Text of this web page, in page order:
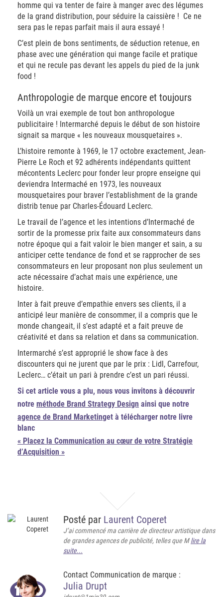
homme qui va tenter de faire à manger avec des légumes
de la grand distribution, pour séduire la caissière ! Ce ne
sera pas le repas parfait mais il aura essayé !
C’est plein de bons sentiments, de séduction retenue, en
phase avec une génération qui mange facile et pratique
et qui ne recule pas devant les appels du pied de la junk
food !
Anthropologie de marque encore et toujours
Voilà un vrai exemple de tout bon anthropologue
publicitaire ! Intermarché depuis le début de son histoire
signait sa marque « les nouveaux mousquetaires ».
L’histoire remonte à 1969, le 17 octobre exactement, Jean-
Pierre Le Roch et 92 adhérents indépendants quittent
mécontents Leclerc pour fonder leur propre enseigne qui
deviendra Intermaché en 1973, les nouveaux
mousquetaires pour braver l’establishment de la grande
distrib tenue par Charles-Édouard Leclerc.
Le travail de l’agence et les intentions d’Intermaché de
sortir de la promesse prix faite aux consommateurs dans
notre époque qui a fait valoir le bien manger et sain, a su
anticiper cette tendance de fond et se rapprocher de ses
consommateurs en leur proposant non plus seulement un
acte nécessaire d’achat mais une expérience, une
histoire.
Inter à fait preuve d’empathie envers ses clients, il a
anticipé leur manière de consommer, il a compris que le
monde changeait, il s’est adapté et a fait preuve de
créativité et dans sa relation et dans sa communication.
Intermarché s’est approprié le show face à des
discounters qui ne jurent que par le prix : Lidl, Carrefour,
Leclerc… c’était un pari à prendre c’est un pari réussi.
Si cet article vous a plu, nous vous invitons à découvrir
notre méthode Brand Strategy Design ainsi que notre
agence de Brand Marketinget à télécharger notre livre
blanc
« Placez la Communication au cœur de votre Stratégie
d’Acquisition »
Posté par Laurent Coperet
J’ai commencé ma carrière de directeur artistique dans
de grandes agences de publicité, telles que Mlire la
suite...
Contact Communication de marque :
Julia Drupt